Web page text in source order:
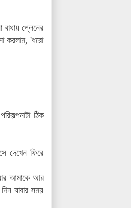
বাধায় প্লেনের
করলাম, 'ধরো
ঠিক
দেখেন ফিরে
আমাকে আর
যাবার সময়